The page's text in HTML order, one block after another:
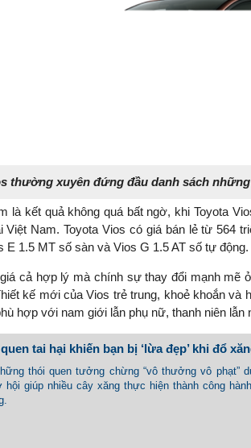
thường xuyên đứng đầu danh sách
là kết quả không quá bất ngờ, khi Toyota
Việt Nam. Toyota Vios có giá bán lẻ từ 564
E 1.5 MT số sàn và Vios G 1.5 AT số tự động.
cả hợp lý mà chính sự thay đổi mạnh mẽ
kế mới của Vios trẻ trung, khoẻ khoắn
hợp với nam giới lẫn phụ nữ, thanh niên lẫn
tai hại khiến bạn bị ‘lừa đẹp’ khi đổ
thói quen tưởng chừng “vô thưởng vô phạt”
hội giúp nhiều cây xăng thực hiện thành công